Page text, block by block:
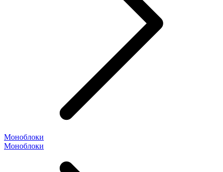
Моноблоки
Моноблоки